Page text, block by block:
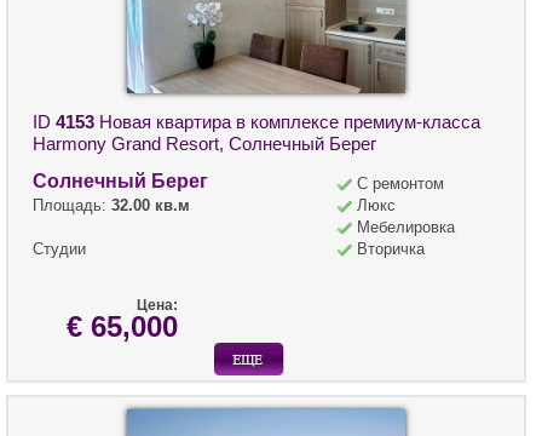
ID 4153 Новая квартира в комплексе премиум-класса
Harmony Grand Resort, Солнечный Берег
Солнечный Берег
Площадь: 32.00 кв.м
Студии
С ремонтом
Люкс
Мебелировка
Вторичка
Цена:
€ 65,000